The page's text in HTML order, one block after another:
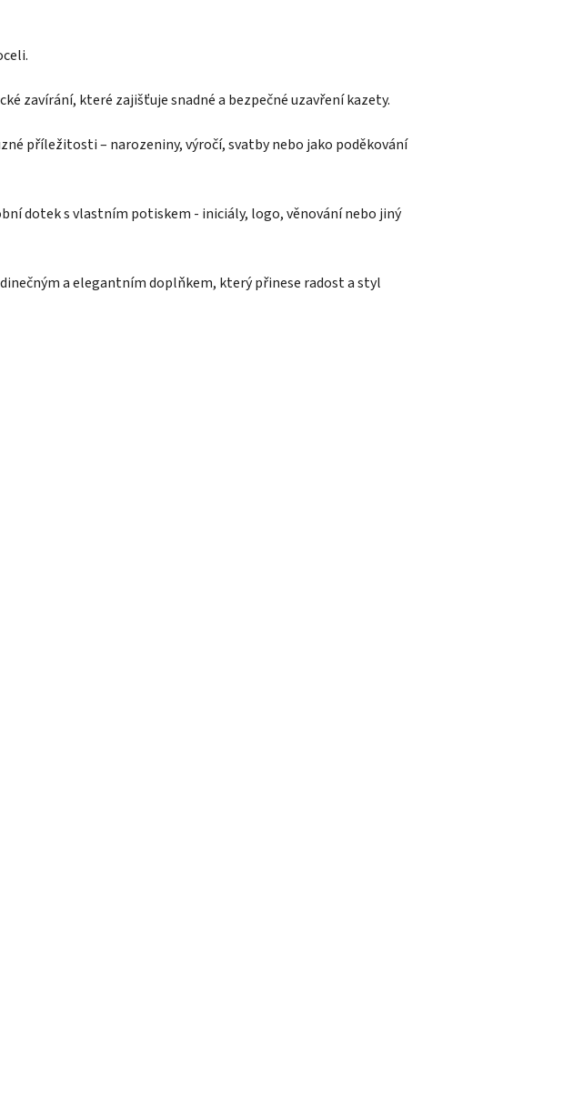
zavírání, které zajišťuje snadné a bezpečné uzavření kazety.
příležitosti – narozeniny, výročí, svatby nebo jako poděkování
dotek s vlastním potiskem - iniciály, logo, věnování nebo jiný
a elegantním doplňkem, který přinese radost a styl